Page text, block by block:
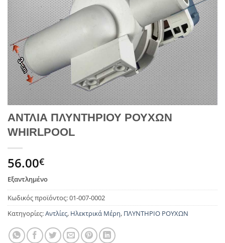
ΑΝΤΛΙΑ ΠΛΥΝΤΗΡΙΟΥ ΡΟΥΧΩΝ
WHIRLPOOL
56.00€
Εξαντλημένο
Κωδικός προϊόντος:01-007-0002
Κατηγορίες:Αντλίες, Ηλεκτρικά Μέρη, ΠΛΥΝΤΗΡΙΟ ΡΟΥΧΩΝ